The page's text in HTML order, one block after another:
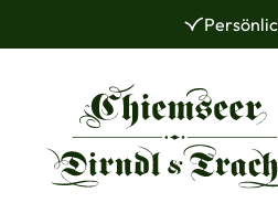
Hauptinhalt springen
Zur Hauptnavigation springen